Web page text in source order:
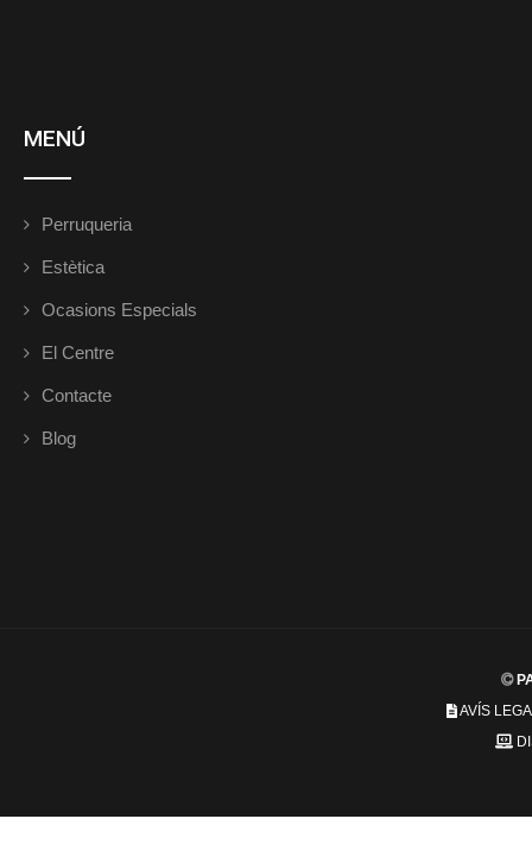
MENÚ
Perruqueria
Estètica
Ocasions Especials
El Centre
Contacte
Blog
AVÍS